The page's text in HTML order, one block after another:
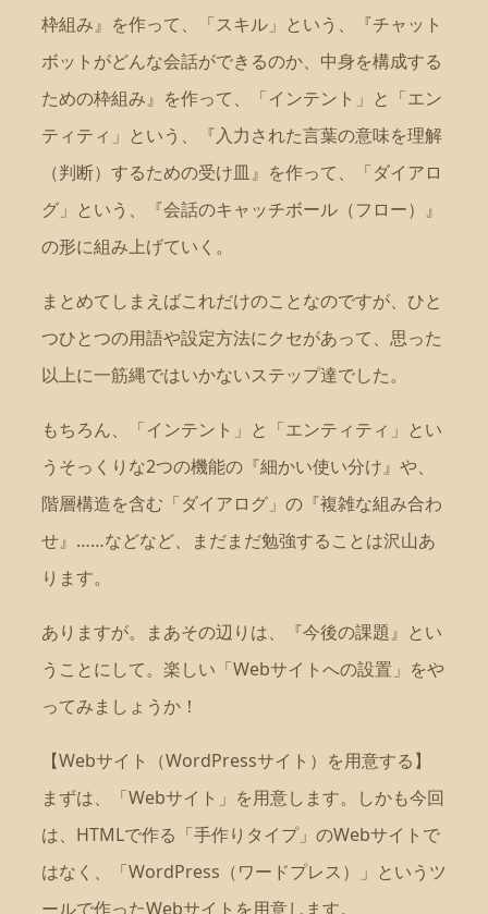
枠組み』を作って、「スキル」という、『チャット
ボットがどんな会話ができるのか、中身を構成する
ための枠組み』を作って、「インテント」と「エン
ティティ」という、『入力された言葉の意味を理解
（判断）するための受け皿』を作って、「ダイアロ
グ」という、『会話のキャッチボール（フロー）』
の形に組み上げていく。
まとめてしまえばこれだけのことなのですが、ひと
つひとつの用語や設定方法にクセがあって、思った
以上に一筋縄ではいかないステップ達でした。
もちろん、「インテント」と「エンティティ」とい
うそっくりな2つの機能の『細かい使い分け』や、
階層構造を含む「ダイアログ」の『複雑な組み合わ
せ』……などなど、まだまだ勉強することは沢山あ
ります。
ありますが。まあその辺りは、『今後の課題』とい
うことにして。楽しい「Webサイトへの設置」をや
ってみましょうか！
【Webサイト（WordPressサイト）を用意する】
まずは、「Webサイト」を用意します。しかも今回
は、HTMLで作る「手作りタイプ」のWebサイトで
はなく、「WordPress（ワードプレス）」というツ
ールで作ったWebサイトを用意します。